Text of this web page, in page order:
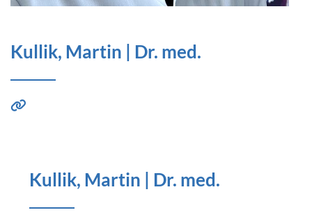
Kullik, Martin | Dr. med.
Kullik, Martin | Dr. med.